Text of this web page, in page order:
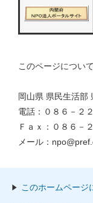
このページについ
岡山県 県民生活部
電話：０８６－２
Ｆａｘ：０８６－
メール：
このホームページ